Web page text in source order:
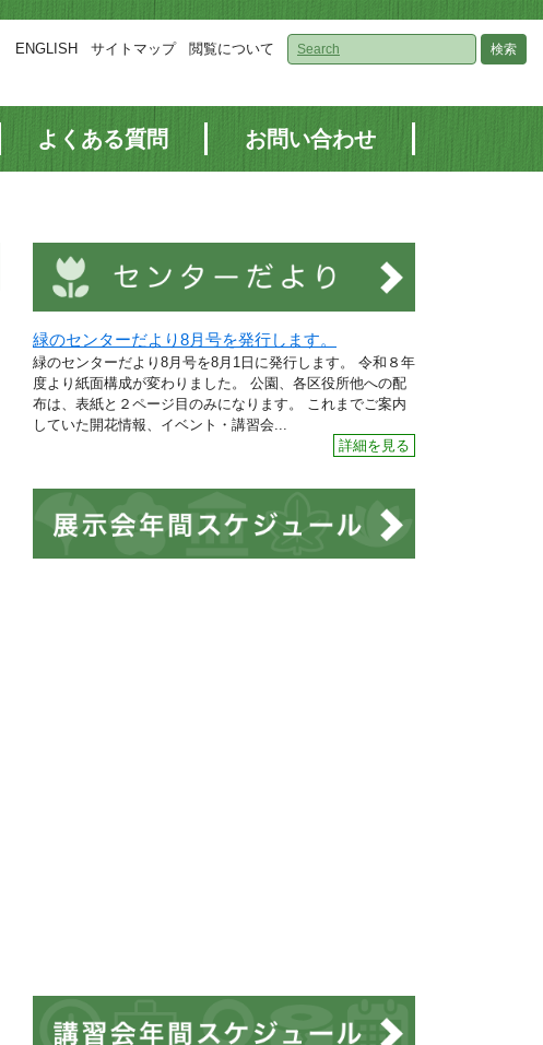
ENGLISH サイトマップ 閲覧について 検索
よくある質問 お問い合わせ
緑のセンターだより8月号を発行します。
緑のセンターだより8月号を8月1日に発行します。 令和８年
度より紙面構成が変わりました。 公園、各区役所他への配
布は、表紙と２ページ目のみになります。 これまでご案内
していた開花情報、イベント・講習会...
詳細を見る